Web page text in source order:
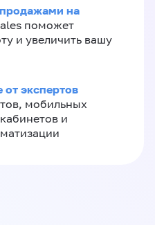
на
поможет
и увеличить вашу
от экспертов
мобильных
и